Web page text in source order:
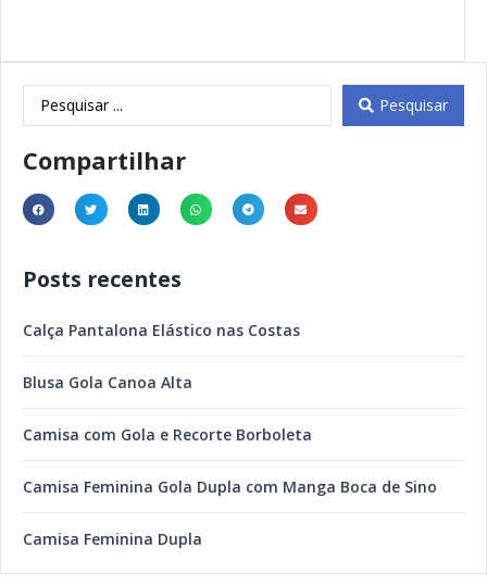
Pesquisar
Compartilhar
Posts recentes
Calça Pantalona Elástico nas Costas
Blusa Gola Canoa Alta
Camisa com Gola e Recorte Borboleta
Camisa Feminina Gola Dupla com Manga Boca de Sino
Camisa Feminina Dupla